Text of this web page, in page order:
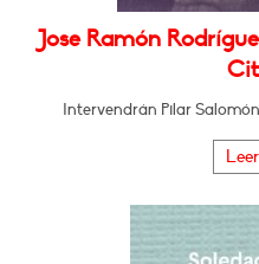
Jose Ramón
Intervendrán Pilar